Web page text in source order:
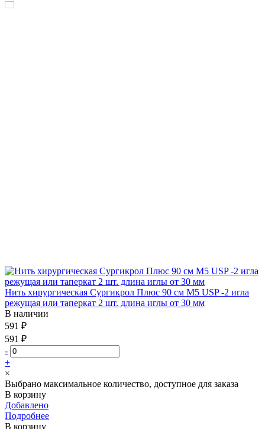
Нить хирургическая Сургикрол Плюс 90 см М5 USP -2 игла
режущая или таперкат 2 шт. длина иглы от 30 мм
В наличии
591 ₽
591 ₽
-
+
×
Выбрано максимальное количество, доступное для заказа
В корзину
Добавлено
Подробнее
В корзину